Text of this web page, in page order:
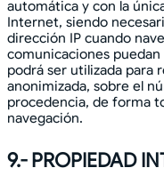
automática y con la
Internet, siendo
dirección IP cuando
comunicaciones
podrá ser utilizada para
anonimizada, sobre el
procedencia, de forma
navegación.
9.- PROPIEDAD